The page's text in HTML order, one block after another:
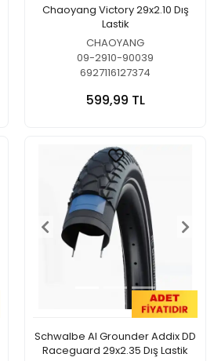
Chaoyang Victory 29x2.10 Dış
Lastik
CHAOYANG
09-2910-90039
6927116127374
599,99 TL
Schwalbe Al Grounder Addix DD
Raceguard 29x2.35 Dış Lastik